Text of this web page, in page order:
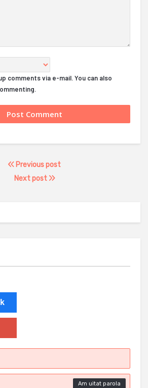
comments via e-mail. You can also
Previous post
Next post
Am uitat parola